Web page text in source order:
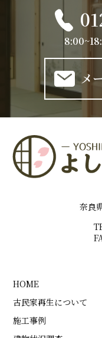
メ
奈良
HOME
古民家再生について
施工事例